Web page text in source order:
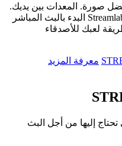
صورة. المعدات بين يديك.
والآن امتلك الأدوات. تتيح لك منصة Streamlabs البدء بالبث المباشر
لعبك للأصدقاء
معرفة المزيد
إليها من أجل البث